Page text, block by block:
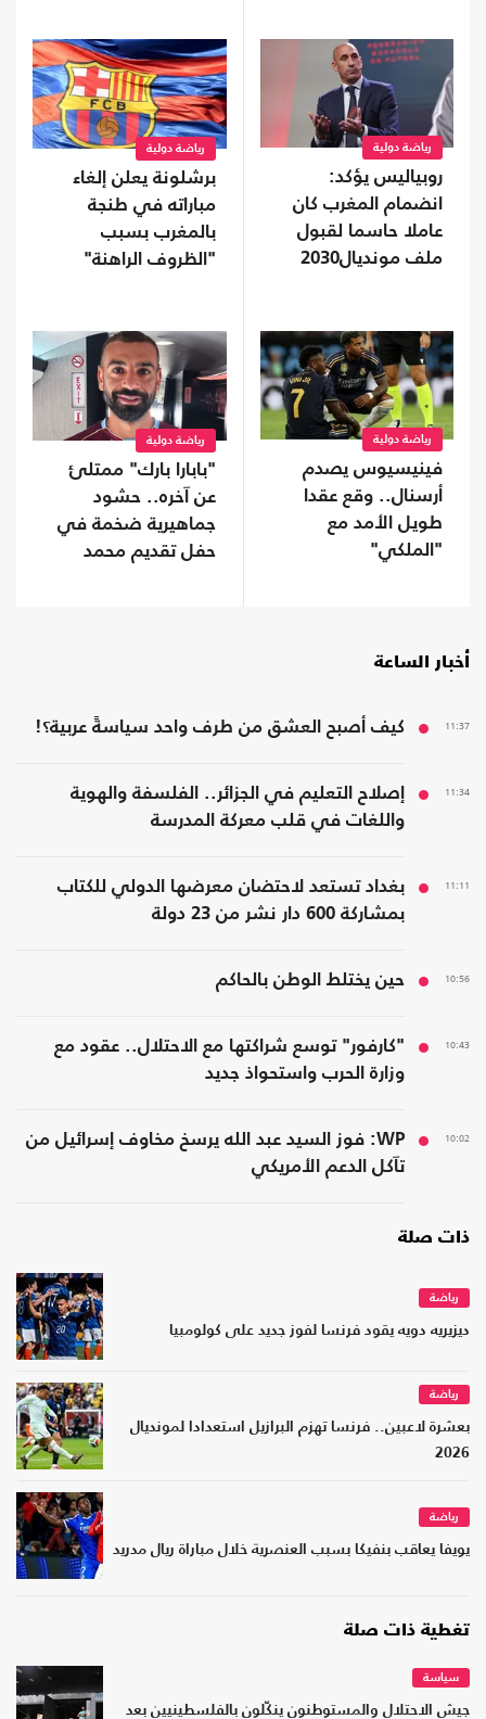
رياضة دولية
روبياليس يؤكد:
انضمام المغرب كان
عاملا حاسما لقبول
ملف مونديال2030
رياضة دولية
برشلونة يعلن إلغاء
مباراته في طنجة
بالمغرب بسبب
"الظروف الراهنة"
رياضة دولية
فينيسيوس يصدم
أرسنال.. وقع عقدا
طويل الأمد مع
"الملكي"
رياضة دولية
"بابارا بارك" ممتلئ
عن آخره.. حشود
جماهيرية ضخمة في
حفل تقديم محمد
أخبار الساعة
11:37 كيف أصبح العشق من طرف واحد سياسةً عربية؟!
11:34
إصلاح التعليم في الجزائر.. الفلسفة والهوية
واللغات في قلب معركة المدرسة
11:11
بغداد تستعد لاحتضان معرضها الدولي للكتاب
بمشاركة 600 دار نشر من 23 دولة
10:56 حين يختلط الوطن بالحاكم
10:43
"كارفور" توسع شراكتها مع الاحتلال.. عقود مع
وزارة الحرب واستحواذ جديد
10:02
WP: فوز السيد عبد الله يرسخ مخاوف إسرائيل من
تآكل الدعم الأمريكي
ذات صلة
رياضة
ديزيريه دويه يقود فرنسا لفوز جديد على كولومبيا
رياضة
بعشرة لاعبين.. فرنسا تهزم البرازيل استعدادا لمونديال
2026
رياضة
يويفا يعاقب بنفيكا بسبب العنصرية خلال مباراة ريال مدريد
تغطية ذات صلة
سياسة
جيش الاحتلال والمستوطنون ينكّلون بالفلسطينيين بعد